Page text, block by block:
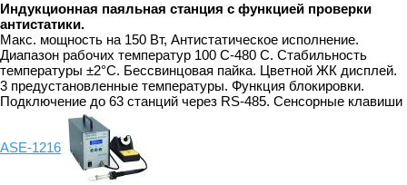
Индукционная паяльная станция с функцией проверки
антистатики.
Макс. мощность на 150 Вт, Антистатическое исполнение.
Диапазон рабочих температур 100 С-480 С. Стабильность
температуры ±2°C. Бессвинцовая пайка. Цветной ЖК дисплей.
3 предустановленные температуры. Функция блокировки.
Подключение до 63 станций через RS-485. Сенсорные клавиши
ASE-1216